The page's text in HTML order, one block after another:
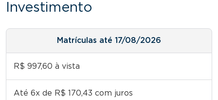
Investimento
Matrículas até 17/08/2026
R$ 997,60 à vista
Até 6x de R$ 170,43 com juros